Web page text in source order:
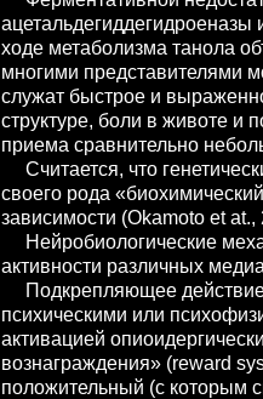
ацетальдегиддегидроеназы
ходе метаболизма танола
многими представителями
служат быстрое и
структуре, боли в животе и
приема сравнительно
Считается, что
своего рода
зависимости (Okamoto et at.,
Нейробиологические
активности различных
Подкрепляющее действие
психическими или
активацией
вознаграждения» (reward
положительный (с которым